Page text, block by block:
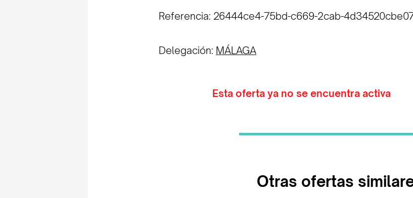
Referencia: 26444ce4-75bd-c669-2cab-
Delegación: MÁLAGA
Esta oferta ya no se encuentra activa
Otras ofertas